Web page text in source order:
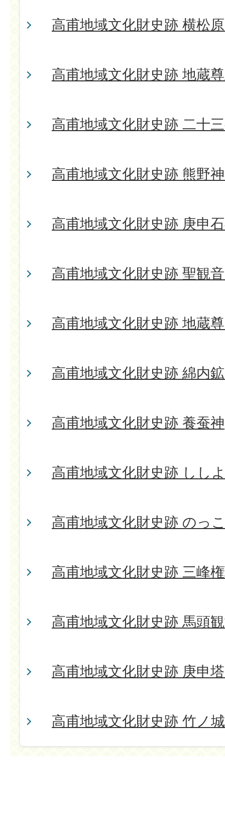
高甫地域文化財史跡 横松
高甫地域文化財史跡 地蔵
高甫地域文化財史跡 二十
高甫地域文化財史跡 熊野
高甫地域文化財史跡 庚申
高甫地域文化財史跡 聖観
高甫地域文化財史跡 地蔵
高甫地域文化財史跡 綿内
高甫地域文化財史跡 養蚕神
高甫地域文化財史跡 しし
高甫地域文化財史跡 のっ
高甫地域文化財史跡 三峰
高甫地域文化財史跡 馬頭
高甫地域文化財史跡 庚申
高甫地域文化財史跡 竹ノ